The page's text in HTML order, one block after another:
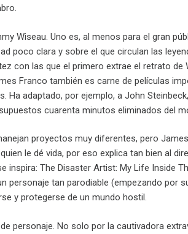
Wiseau. Uno es, al menos para el gran
poco clara y sobre el que circulan las
con las que el primero extrae el retrato
Franco también es carne de películas
adaptado, por ejemplo, a John
cuarenta minutos eliminados del
proyectos muy diferentes, pero
le dé vida, por eso explica tan bien al
inspira: The Disaster Artist: My Life Inside
personaje tan parodiable (empezando por
y protegerse de un mundo hostil.
personaje. No solo por la cautivadora